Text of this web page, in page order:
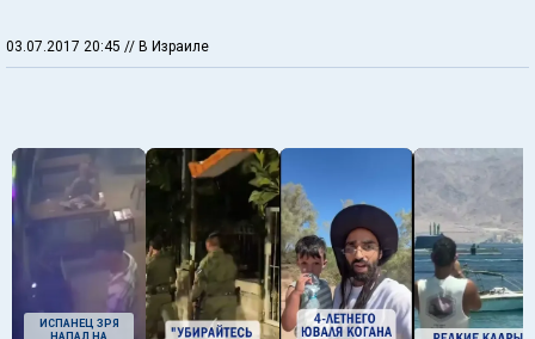
03.07.2017 20:45 // В Израиле
ИСПАНЕЦ ЗРЯ
НАПАЛ НА